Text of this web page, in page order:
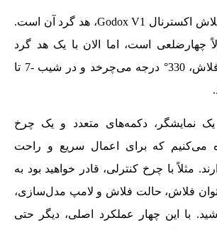
خاص‌ترین ویژگی فلاش اکسترنال Godox V1، هد گرد آن است.
چهارضلعی است، اما الان با یک هد گرد
طرف هستیم. هد فلاش، 330° درجه می‌چرخد و در شیب -7 تا
نمایشگر، دکمه‌های متعدد و یک چرخ
می‌کنیم که برای اعمال سریع و راحت
مثلاً با چرخ کنترلی، قادر خواهید بود به
فلاش، حالت فلاش و لامپ مدل‌سازی،
با این چهار عملکرد اصلی، دیگر حتی